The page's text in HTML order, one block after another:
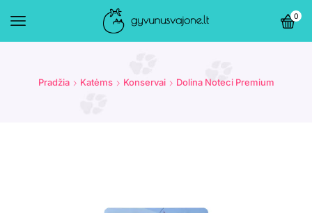
0
Pradžia Katėms Konservai Dolina Noteci Premium